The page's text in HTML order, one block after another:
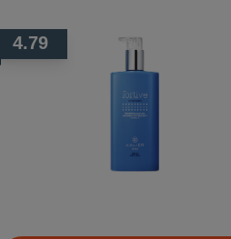
4.79